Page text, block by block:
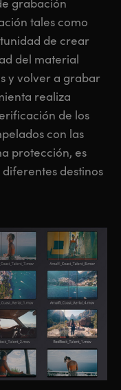
grabación
tales como
de crear
del material
y volver a grabar
realiza
de los
con las
protección, es
destinos